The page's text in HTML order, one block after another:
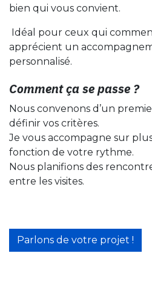
bien qui vous convient.
Idéal pour ceux qui
apprécient un
personnalisé.
​ Comment ça se passe ?
Nous convenons d’un
définir vos critères.
Je vous accompagne sur
fonction de votre rythme.
Nous planifions des
entre les visites.
Parlons de votre projet !